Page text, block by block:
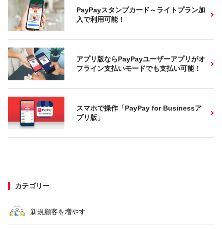
PayPayスタンプカード～ライトプラン加
入で利用可能！
アプリ版ならPayPayユーザーアプリがオ
フライン支払いモードでも支払い可能！
スマホで操作「PayPay for Businessア
プリ版」
カテゴリー
新規顧客を増やす